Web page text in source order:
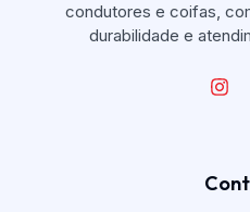
condutores e coifas,
durabilidade e